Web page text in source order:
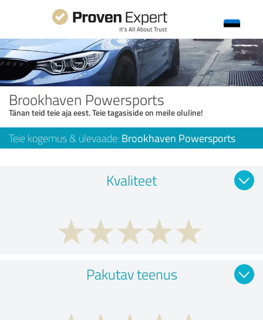
Brookhaven Powersports
Tänan teid teie aja eest. Teie tagasiside on meile oluline!
Teie kogemus & ülevaade: Brookhaven Powersports
Kvaliteet
Pakutav teenus